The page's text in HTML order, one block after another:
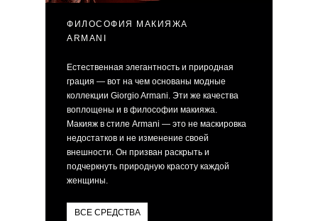
ФИЛОСОФИЯ МАКИЯЖА
ARMANI
Естественная элегантность и природная
грация — вот на чем основаны модные
коллекции Giorgio Armani. Эти же качества
воплощены и в философии макияжа.
Макияж в стиле Armani — это не маскировка
недостатков и не изменение своей
внешности. Он призван раскрыть и
подчеркнуть природную красоту каждой
женщины.
ВСЕ СРЕДСТВА